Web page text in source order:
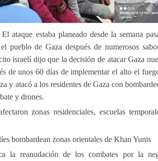
ataque estaba planeado desde la semana
pueblo de Gaza después de numerosos
israelí dijo que la decisión de atacar Gaza
de unos 60 días de implementar el alto el
y atacó a los residentes de Gaza con
y drones.
zonas residenciales, escuelas
bombardean zonas orientales de Khan Yunis
la reanudación de los combates por la